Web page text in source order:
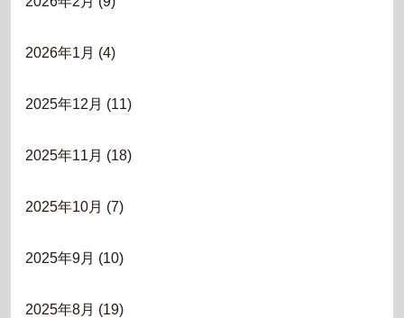
2026年1月 (4)
2025年12月 (11)
2025年11月 (18)
2025年10月 (7)
2025年9月 (10)
2025年8月 (19)